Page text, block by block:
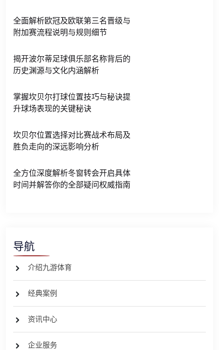
全面解析欧冠及欧联第三名晋级与
附加赛流程说明与规则细节
揭开波尔蒂足球俱乐部名称背后的
历史渊源与文化内涵解析
掌握坎贝尔打球位置技巧与秘诀提
升球场表现的关键秘诀
坎贝尔位置选择对比赛战术布局及
胜负走向的深远影响分析
全方位深度解析冬窗转会开启具体
时间并解答你的全部疑问权威指南
导航
介绍九游体育
经典案例
资讯中心
企业服务